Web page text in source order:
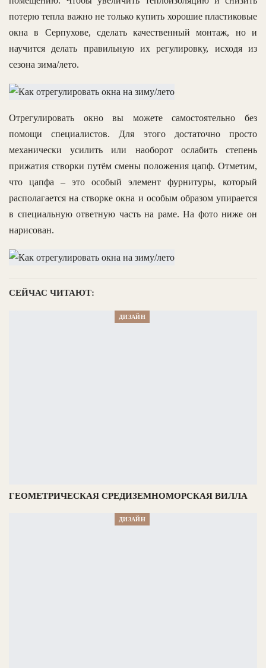
потерю тепла важно не только купить хорошие пластиковые
окна в Серпухове, сделать качественный монтаж, но и
научится делать правильную их регулировку, исходя из
сезона зима/лето.
Отрегулировать окно вы можете самостоятельно без
помощи специалистов. Для этого достаточно просто
механически усилить или наоборот ослабить степень
прижатия створки путём смены положения цапф. Отметим,
что цапфа – это особый элемент фурнитуры, который
располагается на створке окна и особым образом упирается
в специальную ответную часть на раме. На фото ниже он
нарисован.
СЕЙЧАС ЧИТАЮТ:
ДИЗАЙН
ГЕОМЕТРИЧЕСКАЯ СРЕДИЗЕМНОМОРСКАЯ ВИЛЛА
ДИЗАЙН